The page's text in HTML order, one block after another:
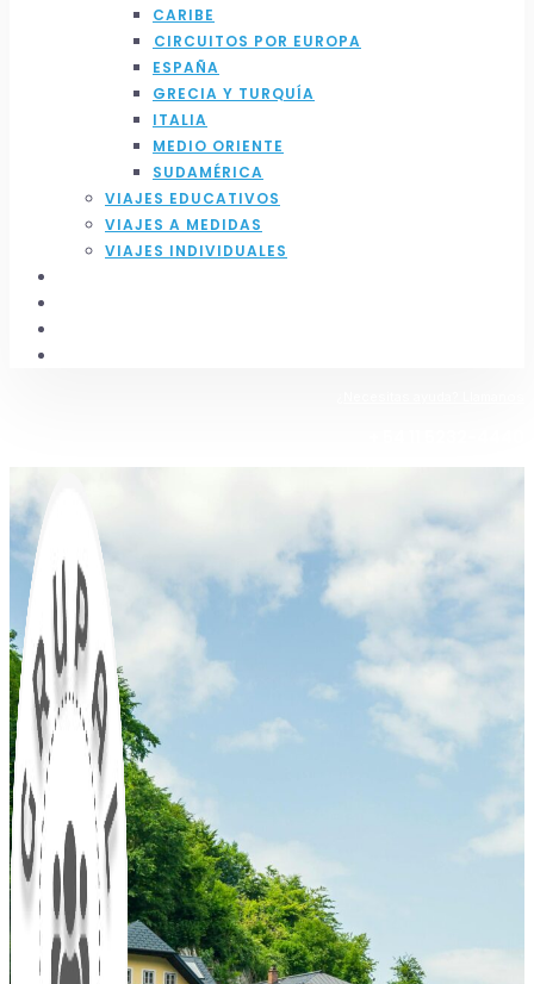
CARIBE
⁠CIRCUITOS POR EUROPA
ESPAÑA
GRECIA Y TURQUÍA
ITALIA
MEDIO ORIENTE
SUDAMÉRICA
VIAJES EDUCATIVOS
VIAJES A MEDIDAS
VIAJES INDIVIDUALES